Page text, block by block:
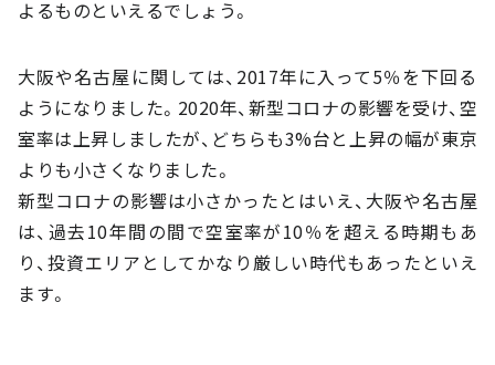
よるものといえるでしょう。
大阪や名古屋に関しては、2017年に入って5％を下回る
ようになりました。2020年、新型コロナの影響を受け、空
室率は上昇しましたが、どちらも3%台と上昇の幅が東京
よりも小さくなりました。
新型コロナの影響は小さかったとはいえ、大阪や名古屋
は、過去10年間の間で空室率が10％を超える時期もあ
り、投資エリアとしてかなり厳しい時代もあったといえ
ます。